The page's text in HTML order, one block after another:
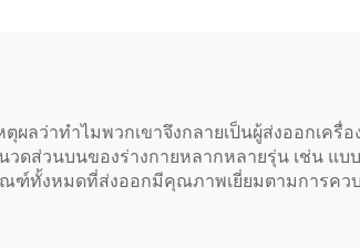
ผลว่าทำไมพวกเขาจึงกลายเป็นผู้ส่งออกเค
ดส่วนบนของร่างกายหลากหลายรุ่น เช่น แ
ฑ์ทั้งหมดที่ส่งออกมีคุณภาพเยี่ยมตามการคว